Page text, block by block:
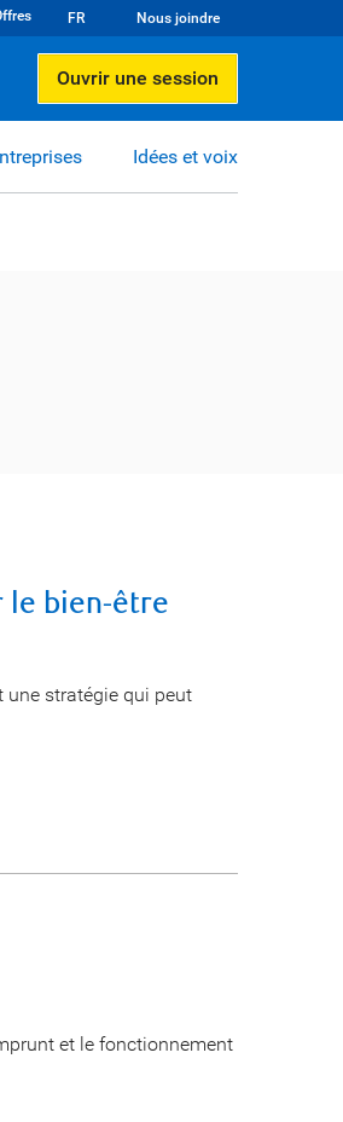
FR Nous joindre
Ouvrir une session
Idées et voix
le bien-être
une stratégie qui peut
et le fonctionnement